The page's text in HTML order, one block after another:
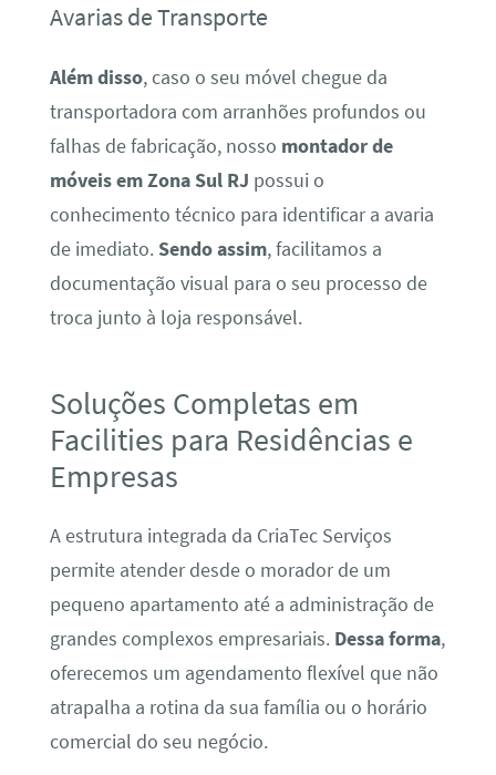
Avarias de Transporte
Além disso, caso o seu móvel chegue da
transportadora com arranhões profundos ou
falhas de fabricação, nosso montador de
móveis em Zona Sul RJ possui o
conhecimento técnico para identificar a avaria
de imediato. Sendo assim, facilitamos a
documentação visual para o seu processo de
troca junto à loja responsável.
Soluções Completas em
Facilities para Residências e
Empresas
A estrutura integrada da CriaTec Serviços
permite atender desde o morador de um
pequeno apartamento até a administração de
grandes complexos empresariais. Dessa forma,
oferecemos um agendamento flexível que não
atrapalha a rotina da sua família ou o horário
comercial do seu negócio.